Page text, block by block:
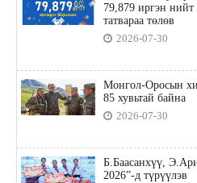
79,879 иргэн
татвараа төлөв
2026-07-30
Монгол-Оросын
85 хувьтай байна
2026-07-30
Б.Баасанхүү,
2026”-д түрүүлэв